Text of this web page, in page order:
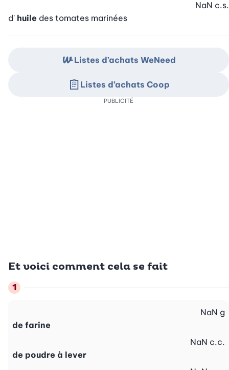
d' huile des tomates marinées
NaN c.s.
Et voici comment cela se fait
de farine
NaN g
de poudre à lever
NaN c.c.
Listes d’achats WeNeed
Listes d’achats Coop
PUBLICITÉ